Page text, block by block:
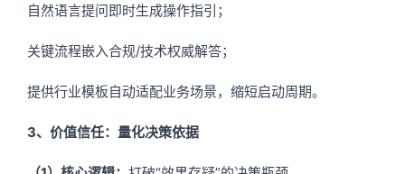
自然语言提问即时生成操作指引；
关键流程嵌入合规/技术权威解答；
提供行业模板自动适配业务场景，缩短启动周期。
3、价值信任：量化决策依据